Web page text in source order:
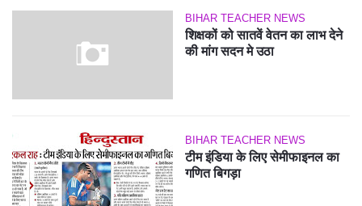
BIHAR TEACHER NEWS
शिक्षकों को सातवें वेतन का लाभ देने
की मांग सदन मे उठा
BIHAR TEACHER NEWS
टीम इंडिया के लिए सेमीफाइनल का
गणित बिगड़ा